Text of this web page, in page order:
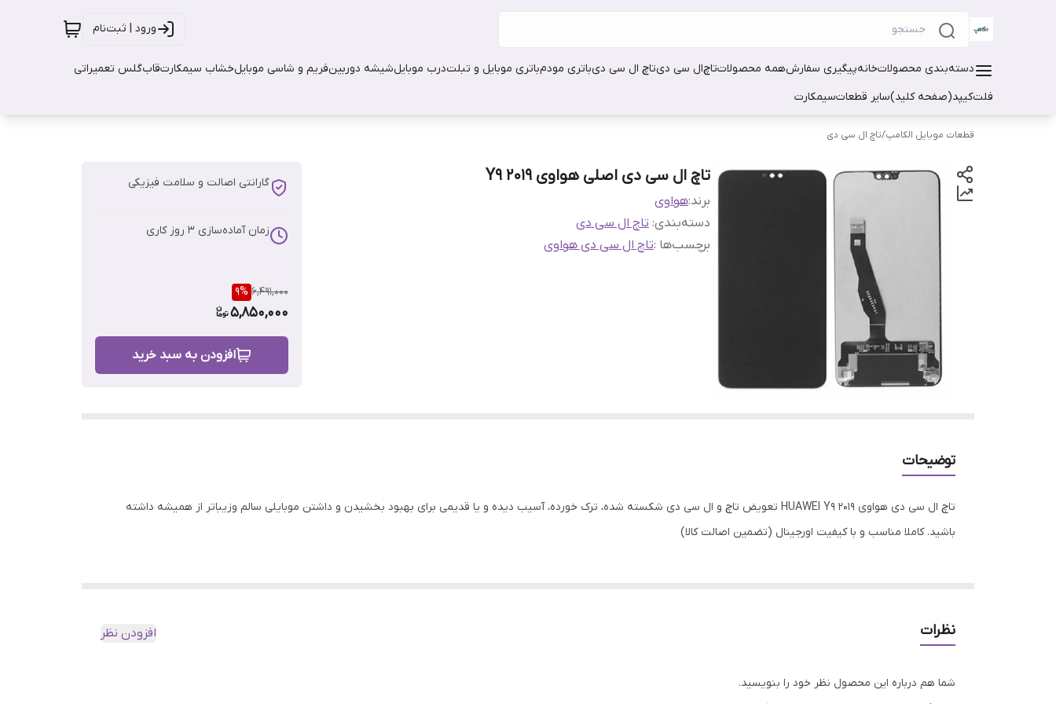
ورود | ثبت‌نام
دسته‌بندی محصولاتخانهپیگیری سفارشهمه محصولاتتاچال سی دیتاچ ال سی دیباتری مودمباتری موبایل و تبلتدرب موبایلشیشه دوربینفریم و شاسی موبایلخشاب سیمکارتقابگلس تعمیراتی
فلتکیپد(صفحه کلید)سایر قطعاتسیمکارت
قطعات موبایل الکامپ/تاچ ال سی دی
تاچ ال سی دی اصلی هواوی Y9 2019
برند:هواوی
دسته‌بندی: تاچ ال سی دی
برچسب‌ها :تاچ ال سی دی هواوی
گارانتی اصالت و سلامت فیزیکی
زمان آماده‌سازی 3 روز کاری
6,491,000
9%
5,850,000
افزودن به سبد خرید
توضیحات
تاچ ال سی دی هواوی HUAWEI Y9 2019 تعویض تاچ و ال سی دی شکسته شده، ترک خورده، آسیب دیده و یا قدیمی برای بهبود بخشیدن و داشتن موبایلی سالم وزیباتر از همیشه داشته
باشید. کاملا مناسب و با کیفیت اورجینال (تضمین اصالت کالا)
نظرات افزودن نظر
شما هم درباره این محصول نظر خود را بنویسید.